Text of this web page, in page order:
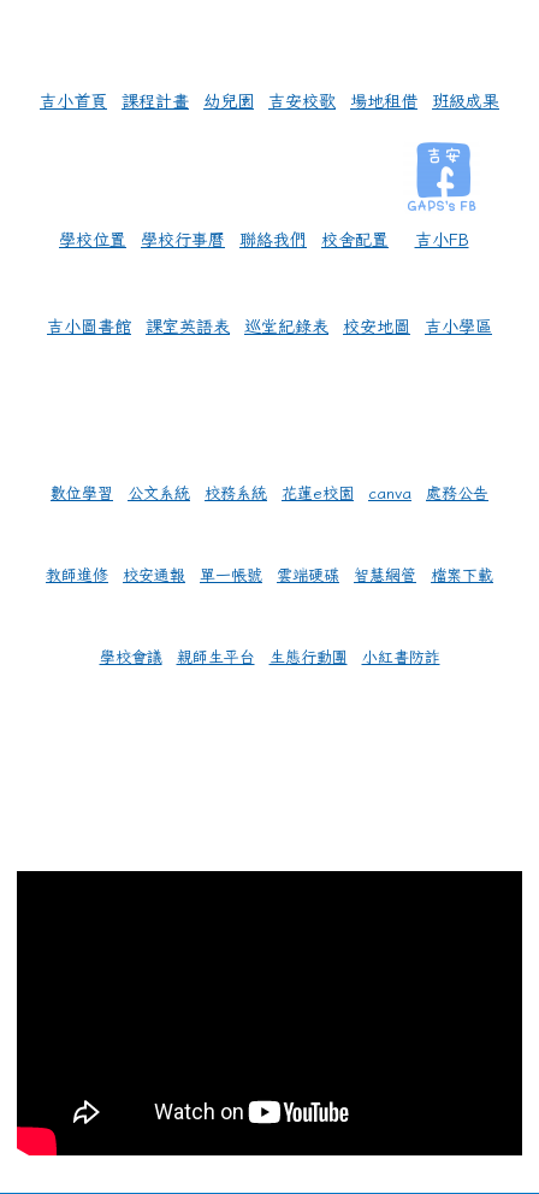
吉小首頁 課程計畫 幼兒園 吉安校歌 場地租借 班級成果
學校位置 學校行事曆 聯絡我們 校舍配置 吉小FB
吉小圖書館 課室英語表 巡堂紀錄表 校安地圖 吉小學區
數位學習 公文系統 校務系統 花蓮e校園 canva 處務公告
教師進修 校安通報 單一帳號 雲端硬碟 智慧網管 檔案下載
學校會議 親師生平台 生態行動團 小紅書防詐